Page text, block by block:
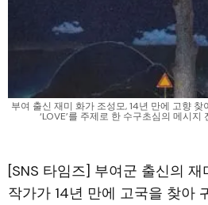
부여 출신 재미 화가 조성모, 14년 만에 고향 찾
‘LOVE’를 주제로 한 수구초심의 메시
[SNS 타임즈] 부여군 출신의
작가가 14년 만에 고국을 찾아